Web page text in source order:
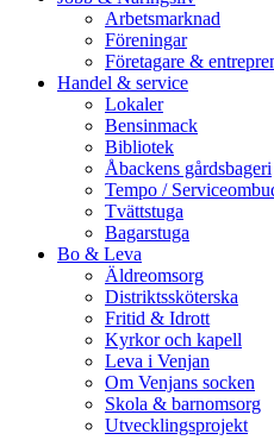
Arbetsmarknad
Föreningar
Företagare &
Handel & service
Lokaler
Bensinmack
Bibliotek
Åbackens gårdsbageri
Tempo /
Tvättstuga
Bagarstuga
Bo & Leva
Äldreomsorg
Distriktssköterska
Fritid & Idrott
Kyrkor och kapell
Leva i Venjan
Om Venjans socken
Skola & barnomsorg
Utvecklingsprojekt